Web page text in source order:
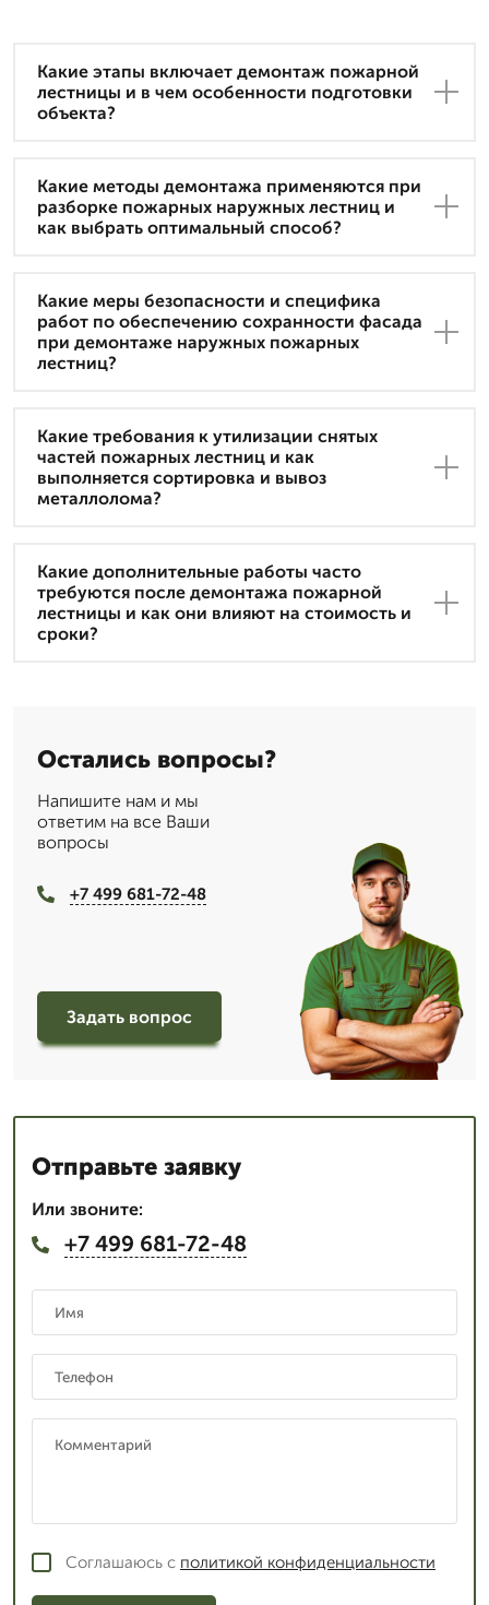
Какие этапы включает демонтаж пожарной
лестницы и в чем особенности подготовки
объекта?
Какие методы демонтажа применяются при
разборке пожарных наружных лестниц и
как выбрать оптимальный способ?
Какие меры безопасности и специфика
работ по обеспечению сохранности фасада
при демонтаже наружных пожарных
лестниц?
Какие требования к утилизации снятых
частей пожарных лестниц и как
выполняется сортировка и вывоз
металлолома?
Какие дополнительные работы часто
требуются после демонтажа пожарной
лестницы и как они влияют на стоимость и
сроки?
Остались вопросы?
Напишите нам и мы
ответим на все Ваши
вопросы
+7 499 681-72-48
Задать вопрос
Отправьте заявку
Или звоните:
+7 499 681-72-48
Соглашаюсь с политикой конфиденциальности